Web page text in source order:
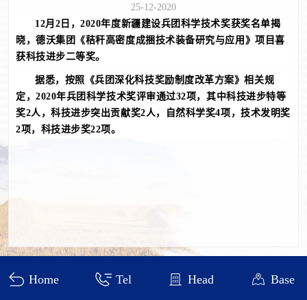
25-12-2020
12月2日，2020年度新疆建设兵团科学技术奖获奖名单揭
晓，德沃集团《秸秆高密度成捆技术装备研究与应用》项目喜
获科技进步二等奖。
据悉，按照《兵团深化科技奖励制度改革方案》相关规
定，2020年兵团科学技术奖评审通过32项，其中科技进步特等
奖2人，科技进步突出贡献奖2人，自然科学奖4项，技术发明奖
2项，科技进步奖22项。
黑ICP备11000641号-4
visit：426802
Home Tel Head Base